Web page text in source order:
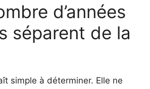
d’années
séparent de la
simple à déterminer. Elle ne